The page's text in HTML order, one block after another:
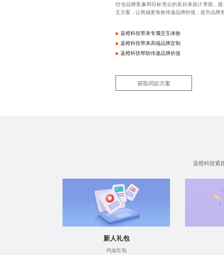
结合品牌形象和目标受众的喜好来设计界面，
互方案，让商城更有效传递品牌价值，提升品牌
蓝橙科技带来专属交互体验
蓝橙科技带来高端品牌定制
蓝橙科技帮助传递品牌价值
获取同款方案
蓝橙科技紧
新人礼包
代金红包